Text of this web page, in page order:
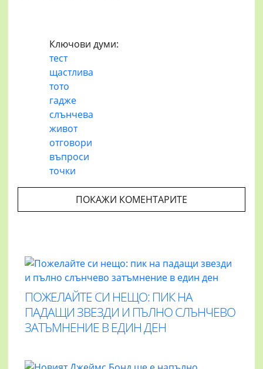
Ключови думи:
тест
щастлива
тото
гадже
слънчева
живот
отговори
въпроси
точки
ПОКАЖИ КОМЕНТАРИТЕ
ПОЖЕЛАЙТЕ СИ НЕЩО: ПИК НА
ПАДАЩИ ЗВЕЗДИ И ПЪЛНО СЛЪНЧЕВО
ЗАТЪМНЕНИЕ В ЕДИН ДЕН